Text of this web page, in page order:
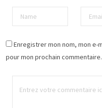
Enregistrer mon nom, mon e-
pour mon prochain commentaire.